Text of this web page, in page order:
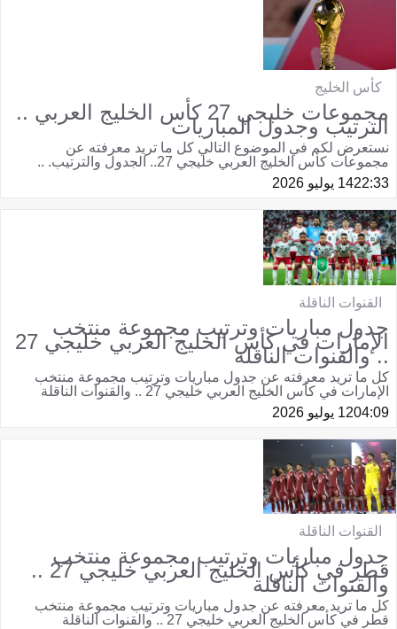
كأس الخليج
مجموعات خليجي 27 كأس الخليج العربي ..
الترتيب وجدول المباريات
نستعرض لكم في الموضوع التالي كل ما تريد معرفته عن
مجموعات كأس الخليج العربي خليجي 27.. الجدول والترتيب. ..
22:3314 يوليو 2026
القنوات الناقلة
جدول مباريات وترتيب مجموعة منتخب
الإمارات في كأس الخليج العربي خليجي 27
.. والقنوات الناقلة
كل ما تريد معرفته عن جدول مباريات وترتيب مجموعة منتخب
الإمارات في كأس الخليج العربي خليجي 27 .. والقنوات الناقلة
04:0912 يوليو 2026
القنوات الناقلة
جدول مباريات وترتيب مجموعة منتخب
قطر في كأس الخليج العربي خليجي 27 ..
والقنوات الناقلة
كل ما تريد معرفته عن جدول مباريات وترتيب مجموعة منتخب
قطر في كأس الخليج العربي خليجي 27 .. والقنوات الناقلة